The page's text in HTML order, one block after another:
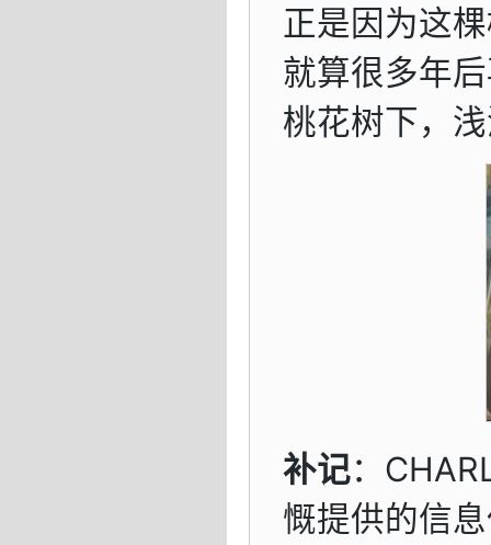
正是因为这
就算很多年
桃花树下，
补记：
慨提供的信